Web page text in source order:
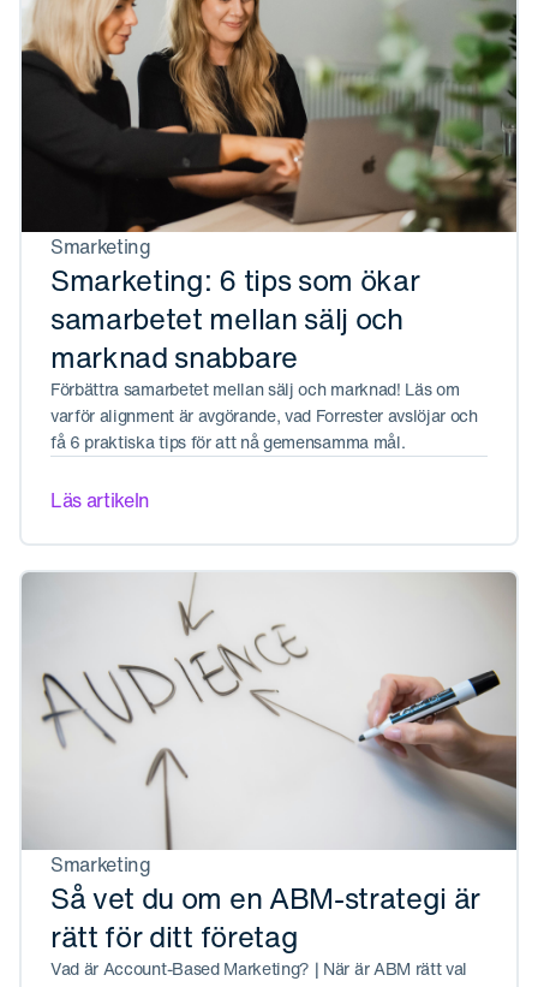
Smarketing
Smarketing: 6 tips som ökar
samarbetet mellan sälj och
marknad snabbare
Förbättra samarbetet mellan sälj och marknad! Läs om
varför alignment är avgörande, vad Forrester avslöjar och
få 6 praktiska tips för att nå gemensamma mål.
Läs artikeln
Smarketing
Så vet du om en ABM-strategi är
rätt för ditt företag
Vad är Account-Based Marketing? | När är ABM rätt val